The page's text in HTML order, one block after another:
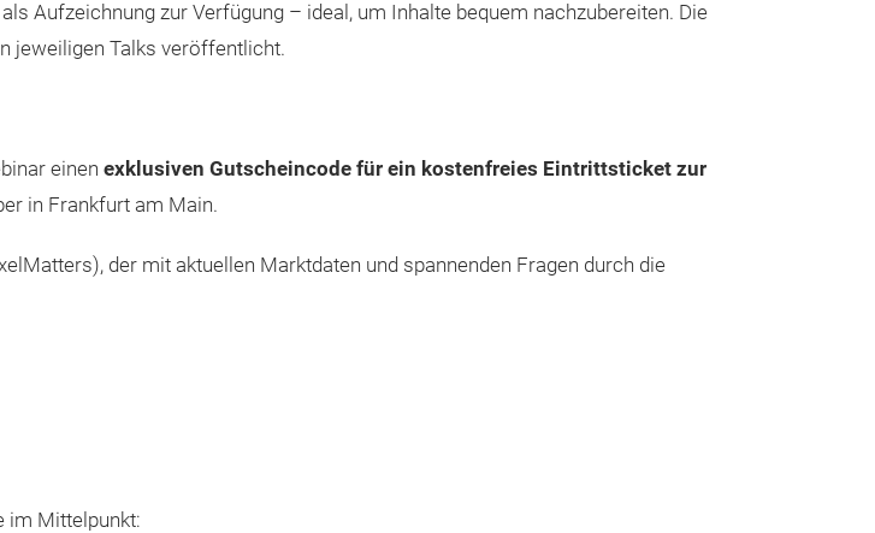
Aufzeichnung zur Verfügung – ideal, um Inhalte bequem nachzubereiten. Die
jeweiligen Talks veröffentlicht.
einen exklusiven Gutscheincode für ein kostenfreies Eintrittsticket zur
in Frankfurt am Main.
der mit aktuellen Marktdaten und spannenden Fragen durch die
im Mittelpunkt: